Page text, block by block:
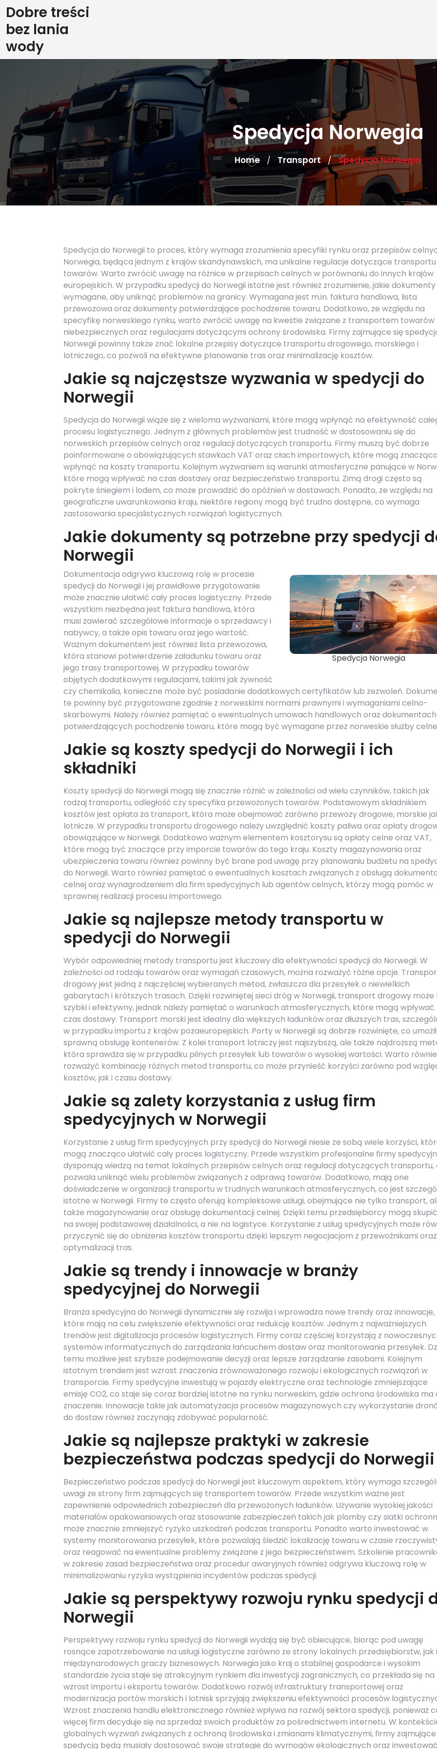
Skip
to
content
Dobre treści
bez lania
wody
Spedycja Norwegia
Home / Transport / Spedycja Norwegia
Spedycja do Norwegii to proces, który wymaga zrozumienia specyfiki rynku oraz przepisów
Norwegia, będąca jednym z krajów skandynawskich, ma unikalne regulacje dotyczące transportu
towarów. Warto zwrócić uwagę na różnice w przepisach celnych w porównaniu do innych krajów
europejskich. W przypadku spedycji do Norwegii istotne jest również zrozumienie, jakie dokumenty
wymagane, aby uniknąć problemów na granicy. Wymagana jest m.in. faktura handlowa, lista
przewozowa oraz dokumenty potwierdzające pochodzenie towaru. Dodatkowo, ze względu na
specyfikę norweskiego rynku, warto zwrócić uwagę na kwestie związane z transportem towarów
niebezpiecznych oraz regulacjami dotyczącymi ochrony środowiska. Firmy zajmujące się
Norwegii powinny także znać lokalne przepisy dotyczące transportu drogowego, morskiego i
lotniczego, co pozwoli na efektywne planowanie tras oraz minimalizację kosztów.
Jakie są najczęstsze wyzwania w spedycji do
Norwegii
Spedycja do Norwegii wiąże się z wieloma wyzwaniami, które mogą wpłynąć na efektywność
procesu logistycznego. Jednym z głównych problemów jest trudność w dostosowaniu się do
norweskich przepisów celnych oraz regulacji dotyczących transportu. Firmy muszą być dobrze
poinformowane o obowiązujących stawkach VAT oraz cłach importowych, które mogą znacząco
wpłynąć na koszty transportu. Kolejnym wyzwaniem są warunki atmosferyczne panujące w
które mogą wpływać na czas dostawy oraz bezpieczeństwo transportu. Zimą drogi często są
pokryte śniegiem i lodem, co może prowadzić do opóźnień w dostawach. Ponadto, ze względu na
geograficzne uwarunkowania kraju, niektóre regiony mogą być trudno dostępne, co wymaga
zastosowania specjalistycznych rozwiązań logistycznych.
Jakie dokumenty są potrzebne przy spedycji
Norwegii
Spedycja Norwegia
Dokumentacja odgrywa kluczową rolę w procesie
spedycji do Norwegii i jej prawidłowe przygotowanie
może znacznie ułatwić cały proces logistyczny. Przede
wszystkim niezbędna jest faktura handlowa, która
musi zawierać szczegółowe informacje o sprzedawcy i
nabywcy, a także opis towaru oraz jego wartość.
Ważnym dokumentem jest również lista przewozowa,
która stanowi potwierdzenie załadunku towaru oraz
jego trasy transportowej. W przypadku towarów
objętych dodatkowymi regulacjami, takimi jak żywność
czy chemikalia, konieczne może być posiadanie dodatkowych certyfikatów lub zezwoleń.
te powinny być przygotowane zgodnie z norweskimi normami prawnymi i wymaganiami celno-
skarbowymi. Należy również pamiętać o ewentualnych umowach handlowych oraz dokumentach
potwierdzających pochodzenie towaru, które mogą być wymagane przez norweskie służby
Jakie są koszty spedycji do Norwegii i ich
składniki
Koszty spedycji do Norwegii mogą się znacznie różnić w zależności od wielu czynników, takich jak
rodzaj transportu, odległość czy specyfika przewożonych towarów. Podstawowym składnikiem
kosztów jest opłata za transport, która może obejmować zarówno przewozy drogowe, morskie
lotnicze. W przypadku transportu drogowego należy uwzględnić koszty paliwa oraz opłaty
obowiązujące w Norwegii. Dodatkowo ważnym elementem kosztorysu są opłaty celne oraz VAT,
które mogą być znaczące przy imporcie towarów do tego kraju. Koszty magazynowania oraz
ubezpieczenia towaru również powinny być brane pod uwagę przy planowaniu budżetu na
do Norwegii. Warto również pamiętać o ewentualnych kosztach związanych z obsługą
celnej oraz wynagrodzeniem dla firm spedycyjnych lub agentów celnych, którzy mogą pomóc w
sprawnej realizacji procesu importowego.
Jakie są najlepsze metody transportu w
spedycji do Norwegii
Wybór odpowiedniej metody transportu jest kluczowy dla efektywności spedycji do Norwegii. W
zależności od rodzaju towarów oraz wymagań czasowych, można rozważyć różne opcje.
drogowy jest jedną z najczęściej wybieranych metod, zwłaszcza dla przesyłek o niewielkich
gabarytach i krótszych trasach. Dzięki rozwiniętej sieci dróg w Norwegii, transport drogowy może
szybki i efektywny, jednak należy pamiętać o warunkach atmosferycznych, które mogą wpływać
czas dostawy. Transport morski jest idealny dla większych ładunków oraz dłuższych tras,
w przypadku importu z krajów pozaeuropejskich. Porty w Norwegii są dobrze rozwinięte, co
sprawną obsługę kontenerów. Z kolei transport lotniczy jest najszybszą, ale także najdroższą
która sprawdza się w przypadku pilnych przesyłek lub towarów o wysokiej wartości. Warto
rozważyć kombinację różnych metod transportu, co może przynieść korzyści zarówno pod
kosztów, jak i czasu dostawy.
Jakie są zalety korzystania z usług firm
spedycyjnych w Norwegii
Korzystanie z usług firm spedycyjnych przy spedycji do Norwegii niesie ze sobą wiele korzyści,
mogą znacząco ułatwić cały proces logistyczny. Przede wszystkim profesjonalne firmy
dysponują wiedzą na temat lokalnych przepisów celnych oraz regulacji dotyczących transportu,
pozwala uniknąć wielu problemów związanych z odprawą towarów. Dodatkowo, mają one
doświadczenie w organizacji transportu w trudnych warunkach atmosferycznych, co jest
istotne w Norwegii. Firmy te często oferują kompleksowe usługi, obejmujące nie tylko transport,
także magazynowanie oraz obsługę dokumentacji celnej. Dzięki temu przedsiębiorcy mogą
na swojej podstawowej działalności, a nie na logistyce. Korzystanie z usług spedycyjnych może
przyczynić się do obniżenia kosztów transportu dzięki lepszym negocjacjom z przewoźnikami oraz
optymalizacji tras.
Jakie są trendy i innowacje w branży
spedycyjnej do Norwegii
Branża spedycyjna do Norwegii dynamicznie się rozwija i wprowadza nowe trendy oraz innowacje,
które mają na celu zwiększenie efektywności oraz redukcję kosztów. Jednym z najważniejszych
trendów jest digitalizacja procesów logistycznych. Firmy coraz częściej korzystają z
systemów informatycznych do zarządzania łańcuchem dostaw oraz monitorowania przesyłek.
temu możliwe jest szybsze podejmowanie decyzji oraz lepsze zarządzanie zasobami. Kolejnym
istotnym trendem jest wzrost znaczenia zrównoważonego rozwoju i ekologicznych rozwiązań w
transporcie. Firmy spedycyjne inwestują w pojazdy elektryczne oraz technologie zmniejszające
emisję CO2, co staje się coraz bardziej istotne na rynku norweskim, gdzie ochrona środowiska ma
znaczenie. Innowacje takie jak automatyzacja procesów magazynowych czy wykorzystanie
do dostaw również zaczynają zdobywać popularność.
Jakie są najlepsze praktyki w zakresie
bezpieczeństwa podczas spedycji do Norwegii
Bezpieczeństwo podczas spedycji do Norwegii jest kluczowym aspektem, który wymaga
uwagi ze strony firm zajmujących się transportem towarów. Przede wszystkim ważne jest
zapewnienie odpowiednich zabezpieczeń dla przewożonych ładunków. Używanie wysokiej jakości
materiałów opakowaniowych oraz stosowanie zabezpieczeń takich jak plomby czy siatki
może znacznie zmniejszyć ryzyko uszkodzeń podczas transportu. Ponadto warto inwestować w
systemy monitorowania przesyłek, które pozwalają śledzić lokalizację towaru w czasie
oraz reagować na ewentualne problemy związane z jego bezpieczeństwem. Szkolenie
w zakresie zasad bezpieczeństwa oraz procedur awaryjnych również odgrywa kluczową rolę w
minimalizowaniu ryzyka wystąpienia incydentów podczas spedycji.
Jakie są perspektywy rozwoju rynku spedycji
Norwegii
Perspektywy rozwoju rynku spedycji do Norwegii wydają się być obiecujące, biorąc pod uwagę
rosnące zapotrzebowanie na usługi logistyczne zarówno ze strony lokalnych przedsiębiorstw, jak i
międzynarodowych graczy biznesowych. Norwegia jako kraj o stabilnej gospodarce i wysokim
standardzie życia staje się atrakcyjnym rynkiem dla inwestycji zagranicznych, co przekłada się na
wzrost importu i eksportu towarów. Dodatkowo rozwój infrastruktury transportowej oraz
modernizacja portów morskich i lotnisk sprzyjają zwiększeniu efektywności procesów
Wzrost znaczenia handlu elektronicznego również wpływa na rozwój sektora spedycji, ponieważ
więcej firm decyduje się na sprzedaż swoich produktów za pośrednictwem internetu. W
globalnych wyzwań związanych z ochroną środowiska i zmianami klimatycznymi, firmy zajmujące
spedycją będą musiały dostosować swoje strategie do wymogów ekologicznych oraz